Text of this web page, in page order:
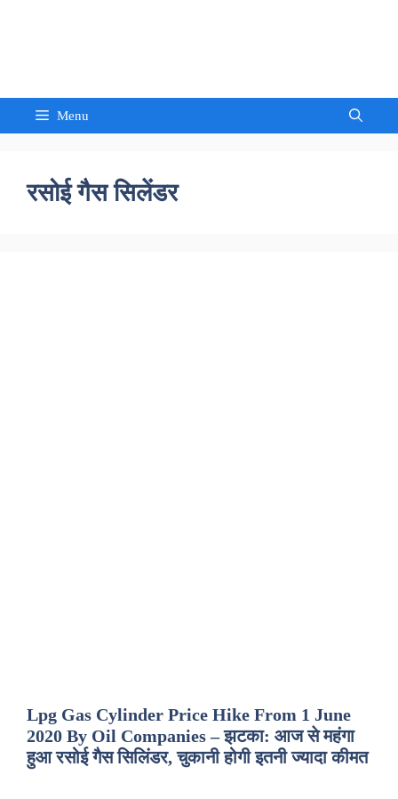
Menu
रसोई गैस सिलेंडर
Lpg Gas Cylinder Price Hike From 1 June
2020 By Oil Companies – झटका: आज से महंगा
हुआ रसोई गैस सिलिंडर, चुकानी होगी इतनी ज्यादा कीमत